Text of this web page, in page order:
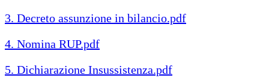
3. Decreto assunzione in bilancio.pdf
4. Nomina RUP.pdf
5. Dichiarazione Insussistenza.pdf